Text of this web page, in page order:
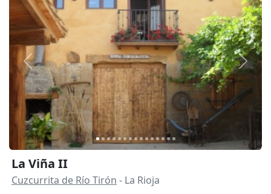
Anterior
La Viña II
Cuzcurrita de Río Tirón - La Rioja